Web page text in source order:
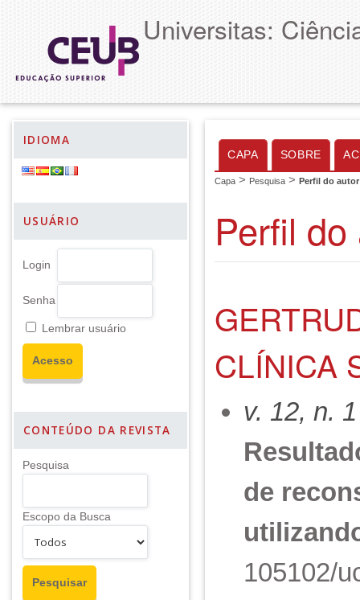
Universitas:
IDIOMA
USUÁRIO
Login
Senha
Lembrar usuário
CONTEÚDO DA REVISTA
Pesquisa
Escopo da Busca
CAPA SOBRE
Capa > Pesquisa > Perfil do autor
Perfil
CLÍNICA
v. 12, n.
de
105102/